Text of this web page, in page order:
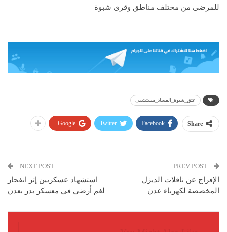
للمرضى من مختلف مناطق وقرى شبوة
عتق_شبوة_الفساد_مستشفى
Share
Facebook
Twitter
Google+
الإفراج عن ناقلات الديزل
المخصصة لكهرباء عدن
NEXT POST
استشهاد عسكريين إثر انفجار
لغم أرضي في معسكر بدر بعدن